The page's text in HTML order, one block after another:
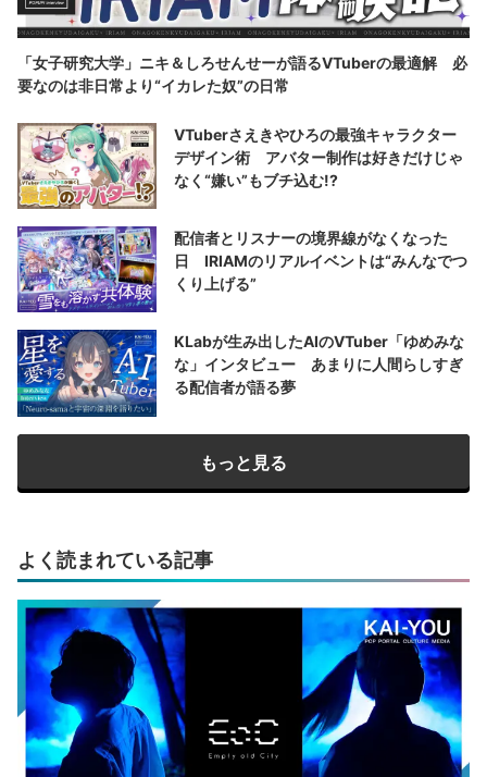
「女子研究大学」ニキ＆しろせんせーが語るVTuberの最適解 必
要なのは非日常より“イカレた奴”の日常
VTuberさえきやひろの最強キャラクター
デザイン術 アバター制作は好きだけじゃ
なく“嫌い”もブチ込む!?
配信者とリスナーの境界線がなくなった
日 IRIAMのリアルイベントは“みんなでつ
くり上げる”
KLabが生み出したAIのVTuber「ゆめみな
な」インタビュー あまりに人間らしすぎ
る配信者が語る夢
もっと見る
よく読まれている記事